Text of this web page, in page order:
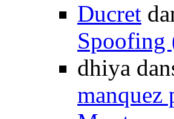
Ducret
Spoofing
dhiya
manquez